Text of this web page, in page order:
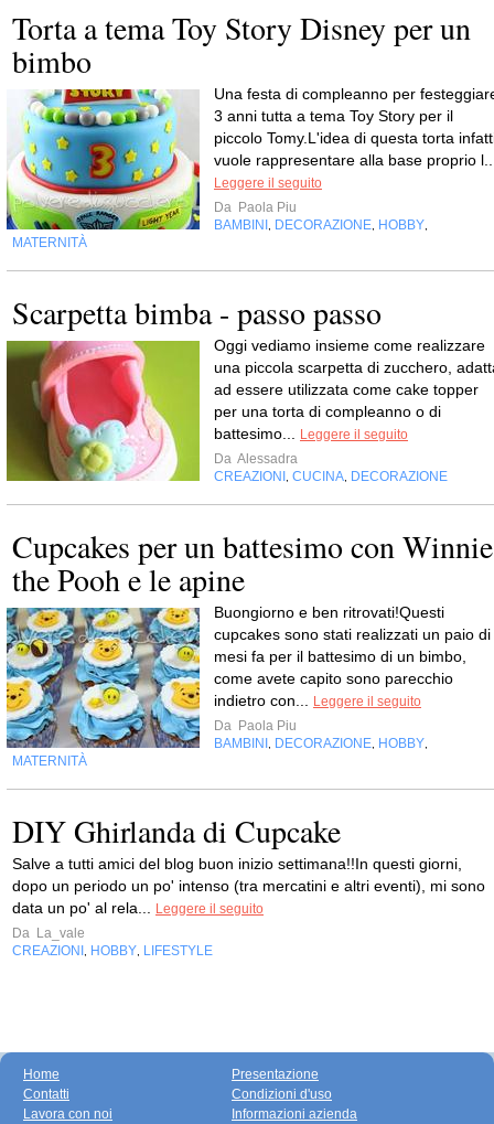
Torta a tema Toy Story Disney per un
bimbo
Una festa di compleanno per
3 anni tutta a tema Toy Story per il
piccolo Tomy.L'idea di questa torta
vuole rappresentare alla base proprio
Leggere il seguito
Da Paola Piu
BAMBINI DECORAZIONE HOBBY
MATERNITÀ
Scarpetta bimba - passo passo
Oggi vediamo insieme come realizzare
una piccola scarpetta di zucchero,
ad essere utilizzata come cake topper
per una torta di compleanno o di
battesimo...
Leggere il seguito
Da Alessadra
CREAZIONI CUCINA DECORAZIONE
Cupcakes per un battesimo con Winnie
the Pooh e le apine
Buongiorno e ben ritrovati!Questi
cupcakes sono stati realizzati un paio di
mesi fa per il battesimo di un bimbo,
come avete capito sono parecchio
indietro con...
Leggere il seguito
Da Paola Piu
BAMBINI DECORAZIONE HOBBY
MATERNITÀ
DIY Ghirlanda di Cupcake
Salve a tutti amici del blog buon inizio settimana!!In questi giorni,
dopo un periodo un po' intenso (tra mercatini e altri eventi), mi sono
data un po' al rela...
Leggere il seguito
Da La_vale
CREAZIONI HOBBY LIFESTYLE
Home
Contatti
Lavora con noi
Presentazione
Condizioni d'uso
Informazioni azienda